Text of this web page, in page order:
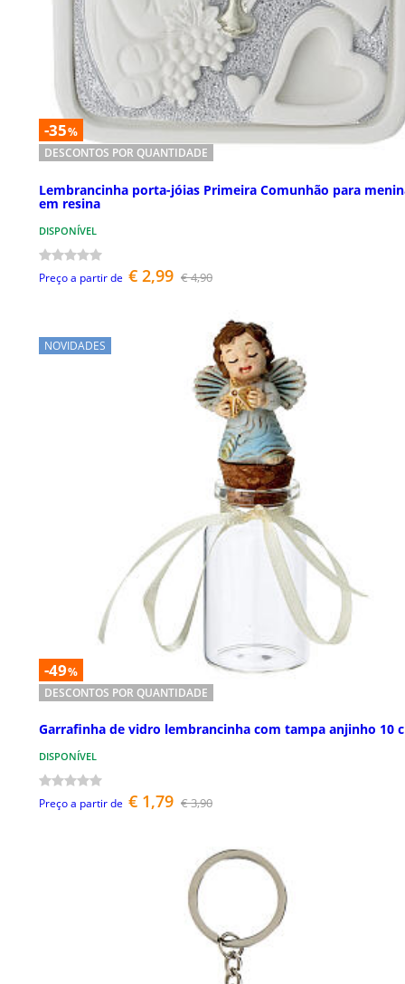
-35%
DESCONTOS POR QUANTIDADE
Lembrancinha porta-jóias Primeira Comunhão para
em resina
DISPONÍVEL
Preço a partir de € 2,99 € 4,90
NOVIDADES
-49%
DESCONTOS POR QUANTIDADE
Garrafinha de vidro lembrancinha com tampa anjinho 10
DISPONÍVEL
Preço a partir de € 1,79 € 3,90